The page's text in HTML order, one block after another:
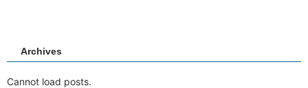
Archives
Cannot load posts.